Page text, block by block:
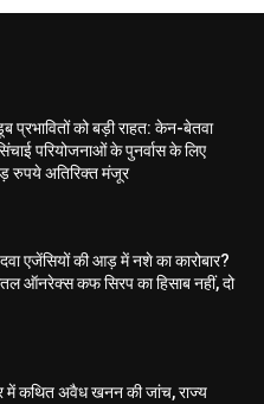
प्रभावितों को बड़ी राहत: केन-बेतवा
परियोजनाओं के पुनर्वास के लिए
रुपये अतिरिक्त मंजूर
एजेंसियों की आड़ में नशे का कारोबार?
ऑनरेक्स कफ सिरप का हिसाब नहीं, दो
में कथित अवैध खनन की जांच, राज्य